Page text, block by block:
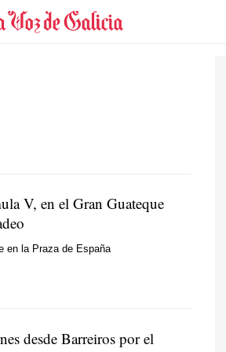
V, en el Gran Guateque
en la Praza de España
desde Barreiros por el